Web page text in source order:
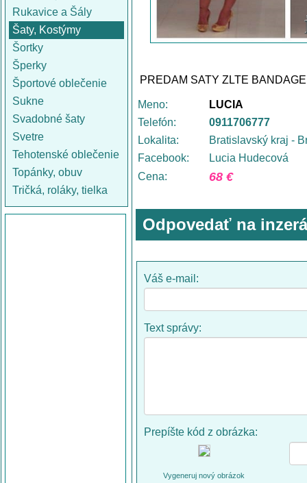
Rukavice a Šály
Šaty, Kostýmy
Šortky
Šperky
Športové oblečenie
Sukne
Svadobné šaty
Svetre
Tehotenské oblečenie
Topánky, obuv
Tričká, roláky, tielka
PREDAM SATY ZLTE
Meno:
LUCIA
Telefón:
0911706777
Lokalita:
Bratislavský kraj -
Facebook:
Lucia Hudecová
Cena:
68 €
Odpovedať na
Váš e-mail:
Text správy:
Prepíšte kód z obrázka:
Vygeneruj nový obrázok